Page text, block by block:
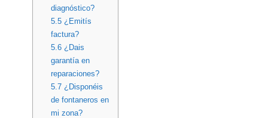
diagnóstico?
5.5¿Emitís
factura?
5.6¿Dais
garantía en
reparaciones?
5.7¿Disponéis
de fontaneros en
mi zona?